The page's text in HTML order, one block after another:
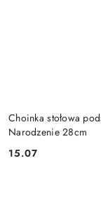
Choinka stołowa
Narodzenie 28cm
Cena:
15.07